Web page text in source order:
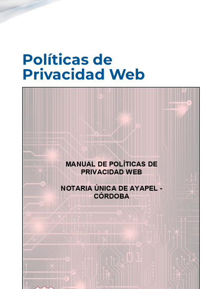
Políticas de
Privacidad Web